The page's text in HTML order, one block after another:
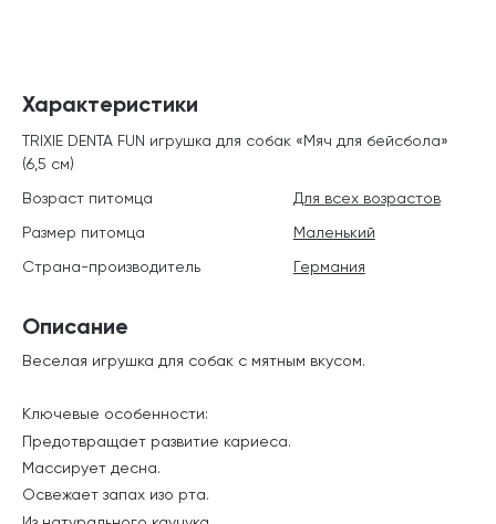
Описание
Веселая игрушка для собак с мятным вкусом.
Ключевые особенности:
Предотвращает развитие кариеса.
Массирует десна.
Освежает запах изо рта.
Характеристики
TRIXIE DENTA FUN игрушка для собак «Мяч для бейсбола»
(6,5 см)
Возраст питомца
Для всех возрастов
Размер питомца
Маленький
Страна-производитель
Германия